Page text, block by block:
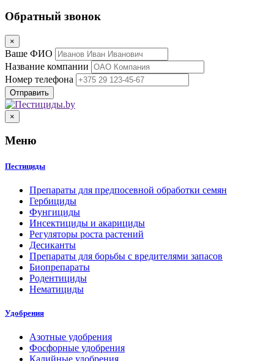
Обратный звонок
×
Ваше ФИО
Название компании
Номер телефона
×
Меню
Пестициды
Препараты для предпосевной обработки семян
Гербициды
Фунгициды
Инсектициды и акарициды
Регуляторы роста растений
Десиканты
Препараты для борьбы с вредителями запасов
Биопрепараты
Родентициды
Нематициды
Удобрения
Азотные удобрения
Фосфорные удобрения
Калийные удобрения